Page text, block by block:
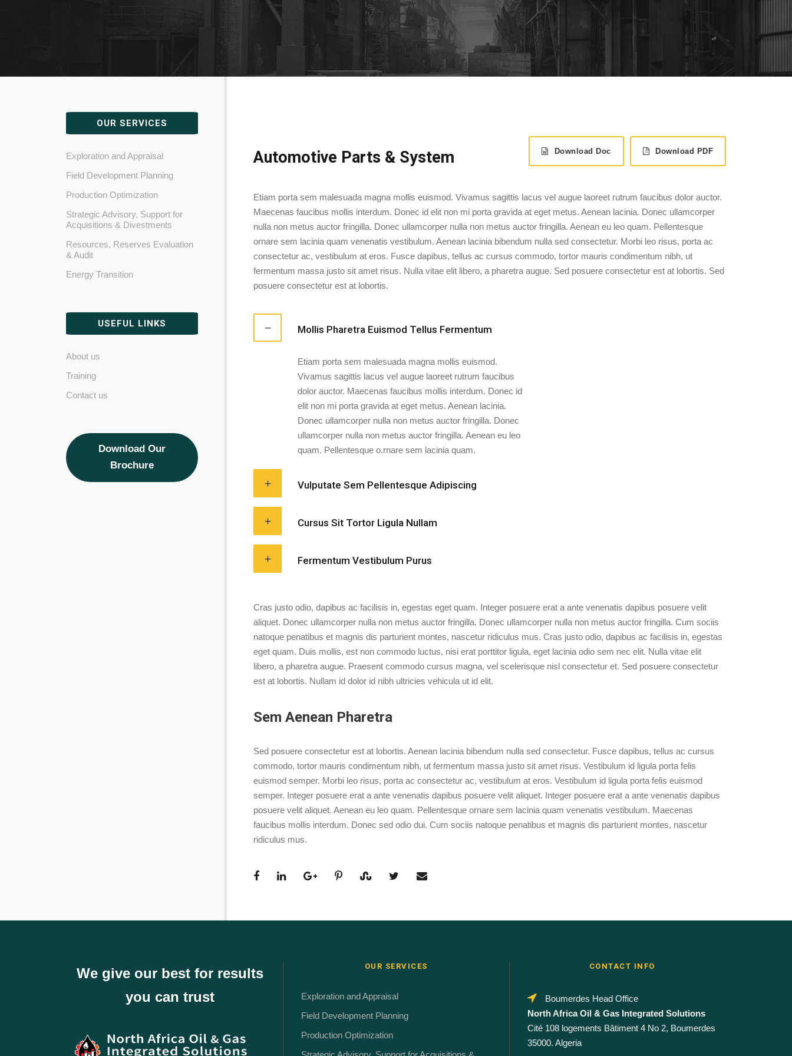
Automotive Parts & System Download Doc Download PDF
Etiam porta sem malesuada magna mollis euismod. Vivamus sagittis lacus vel augue laoreet rutrum faucibus dolor auctor.
Maecenas faucibus mollis interdum. Donec id elit non mi porta gravida at eget metus. Aenean lacinia. Donec ullamcorper
nulla non metus auctor fringilla. Donec ullamcorper nulla non metus auctor fringilla. Aenean eu leo quam. Pellentesque
ornare sem lacinia quam venenatis vestibulum. Aenean lacinia bibendum nulla sed consectetur. Morbi leo risus, porta ac
consectetur ac, vestibulum at eros. Fusce dapibus, tellus ac cursus commodo, tortor mauris condimentum nibh, ut
fermentum massa justo sit amet risus. Nulla vitae elit libero, a pharetra augue. Sed posuere consectetur est at lobortis. Sed
posuere consectetur est at lobortis.
Mollis Pharetra Euismod Tellus Fermentum
Etiam porta sem malesuada magna mollis euismod.
Vivamus sagittis lacus vel augue laoreet rutrum faucibus
dolor auctor. Maecenas faucibus mollis interdum. Donec id
elit non mi porta gravida at eget metus. Aenean lacinia.
Donec ullamcorper nulla non metus auctor fringilla. Donec
ullamcorper nulla non metus auctor fringilla. Aenean eu leo
quam. Pellentesque o.rnare sem lacinia quam.
Vulputate Sem Pellentesque Adipiscing
Cursus Sit Tortor Ligula Nullam
Fermentum Vestibulum Purus
Cras justo odio, dapibus ac facilisis in, egestas eget quam. Integer posuere erat a ante venenatis dapibus posuere velit
aliquet. Donec ullamcorper nulla non metus auctor fringilla. Donec ullamcorper nulla non metus auctor fringilla. Cum sociis
natoque penatibus et magnis dis parturient montes, nascetur ridiculus mus. Cras justo odio, dapibus ac facilisis in, egestas
eget quam. Duis mollis, est non commodo luctus, nisi erat porttitor ligula, eget lacinia odio sem nec elit. Nulla vitae elit
libero, a pharetra augue. Praesent commodo cursus magna, vel scelerisque nisl consectetur et. Sed posuere consectetur
est at lobortis. Nullam id dolor id nibh ultricies vehicula ut id elit.
Sem Aenean Pharetra
Sed posuere consectetur est at lobortis. Aenean lacinia bibendum nulla sed consectetur. Fusce dapibus, tellus ac cursus
commodo, tortor mauris condimentum nibh, ut fermentum massa justo sit amet risus. Vestibulum id ligula porta felis
euismod semper. Morbi leo risus, porta ac consectetur ac, vestibulum at eros. Vestibulum id ligula porta felis euismod
semper. Integer posuere erat a ante venenatis dapibus posuere velit aliquet. Integer posuere erat a ante venenatis dapibus
posuere velit aliquet. Aenean eu leo quam. Pellentesque ornare sem lacinia quam venenatis vestibulum. Maecenas
faucibus mollis interdum. Donec sed odio dui. Cum sociis natoque penatibus et magnis dis parturient montes, nascetur
ridiculus mus.
OUR SERVICES
Exploration and Appraisal
Field Development Planning
Production Optimization
Strategic Advisory, Support for
Acquisitions & Divestments
Resources, Reserves Evaluation
& Audit
Energy Transition
USEFUL LINKS
About us
Training
Contact us
Download Our
Brochure
We give our best for results
you can trust
OUR SERVICES
Exploration and Appraisal
Field Development Planning
Production Optimization
CONTACT INFO
Boumerdes Head Office
North Africa Oil & Gas Integrated Solutions
Cité 108 logements Bâtiment 4 No 2, Boumerdes
35000. Algeria